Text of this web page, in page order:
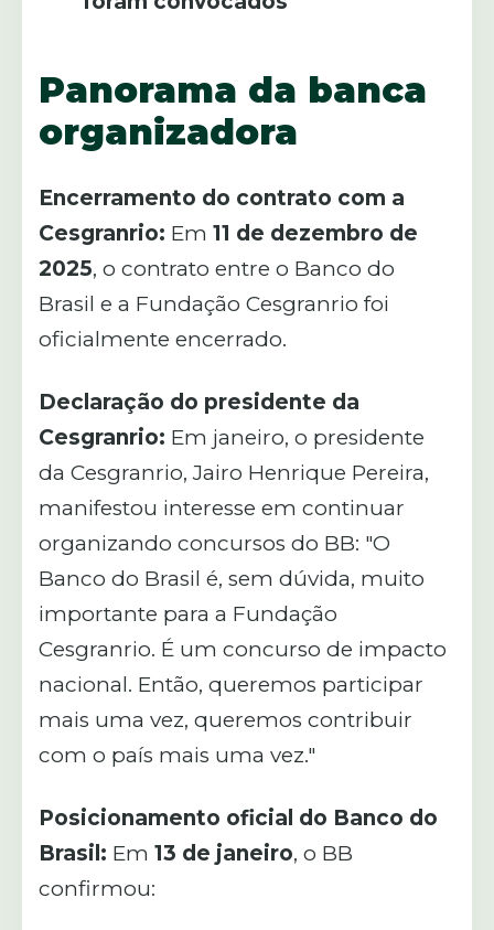
Panorama da banca
organizadora
Encerramento do contrato com a
Cesgranrio: Em 11 de dezembro de
2025, o contrato entre o Banco do
Brasil e a Fundação Cesgranrio foi
oficialmente encerrado.
Declaração do presidente da
Cesgranrio: Em janeiro, o presidente
da Cesgranrio, Jairo Henrique Pereira,
manifestou interesse em continuar
organizando concursos do BB: "O
Banco do Brasil é, sem dúvida, muito
importante para a Fundação
Cesgranrio. É um concurso de impacto
nacional. Então, queremos participar
mais uma vez, queremos contribuir
com o país mais uma vez."
Posicionamento oficial do Banco do
Brasil: Em 13 de janeiro, o BB
confirmou: